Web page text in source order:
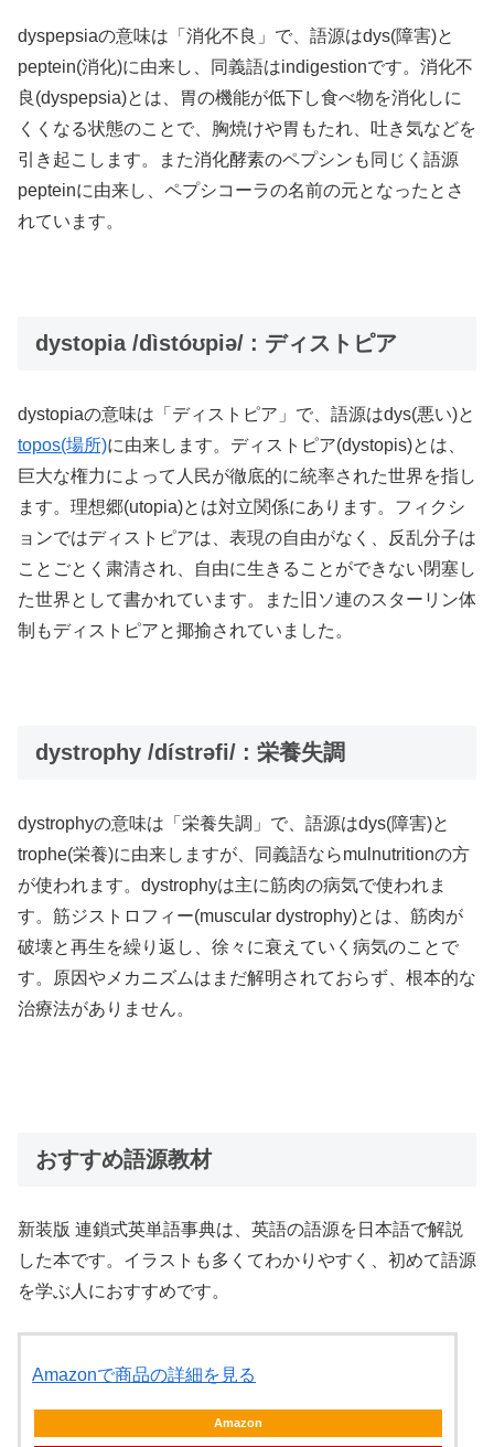
dyspepsiaの意味は「消化不良」で、語源はdys(障害)と
peptein(消化)に由来し、同義語はindigestionです。消化不
良(dyspepsia)とは、胃の機能が低下し食べ物を消化しに
くくなる状態のことで、胸焼けや胃もたれ、吐き気などを
引き起こします。また消化酵素のペプシンも同じく語源
pepteinに由来し、ペプシコーラの名前の元となったとさ
れています。
dystopia /dìstóʊpiə/ : ディストピア
dystopiaの意味は「ディストピア」で、語源はdys(悪い)と
topos(場所)に由来します。ディストピア(dystopis)とは、
巨大な権力によって人民が徹底的に統率された世界を指し
ます。理想郷(utopia)とは対立関係にあります。フィクシ
ョンではディストピアは、表現の自由がなく、反乱分子は
ことごとく粛清され、自由に生きることができない閉塞し
た世界として書かれています。また旧ソ連のスターリン体
制もディストピアと揶揄されていました。
dystrophy /dístrəfi/ : 栄養失調
dystrophyの意味は「栄養失調」で、語源はdys(障害)と
trophe(栄養)に由来しますが、同義語ならmulnutritionの方
が使われます。dystrophyは主に筋肉の病気で使われま
す。筋ジストロフィー(muscular dystrophy)とは、筋肉が
破壊と再生を繰り返し、徐々に衰えていく病気のことで
す。原因やメカニズムはまだ解明されておらず、根本的な
治療法がありません。
おすすめ語源教材
新装版 連鎖式英単語事典は、英語の語源を日本語で解説
した本です。イラストも多くてわかりやすく、初めて語源
を学ぶ人におすすめです。
Amazonで商品の詳細を見る
Amazon